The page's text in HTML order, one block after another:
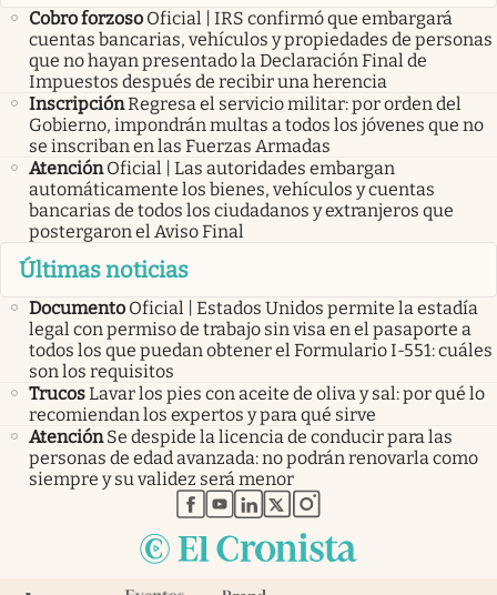
Cobro forzoso Oficial | IRS confirmó que embargará
cuentas bancarias, vehículos y propiedades de personas
que no hayan presentado la Declaración Final de
Impuestos después de recibir una herencia
InscripciónRegresa el servicio militar: por orden del
Gobierno, impondrán multas a todos los jóvenes que no
se inscriban en las Fuerzas Armadas
Atención Oficial | Las autoridades embargan
automáticamente los bienes, vehículos y cuentas
bancarias de todos los ciudadanos y extranjeros que
postergaron el Aviso Final
Últimas noticias
Documento Oficial | Estados Unidos permite la estadía
legal con permiso de trabajo sin visa en el pasaporte a
todos los que puedan obtener el Formulario I-551: cuáles
son los requisitos
TrucosLavar los pies con aceite de oliva y sal: por qué lo
recomiendan los expertos y para qué sirve
Atención Se despide la licencia de conducir para las
personas de edad avanzada: no podrán renovarla como
siempre y su validez será menor
abre en nueva pestaña
abre en nueva pestaña
abre en nueva pestaña
abre en nueva pestaña
abre en nueva pestaña